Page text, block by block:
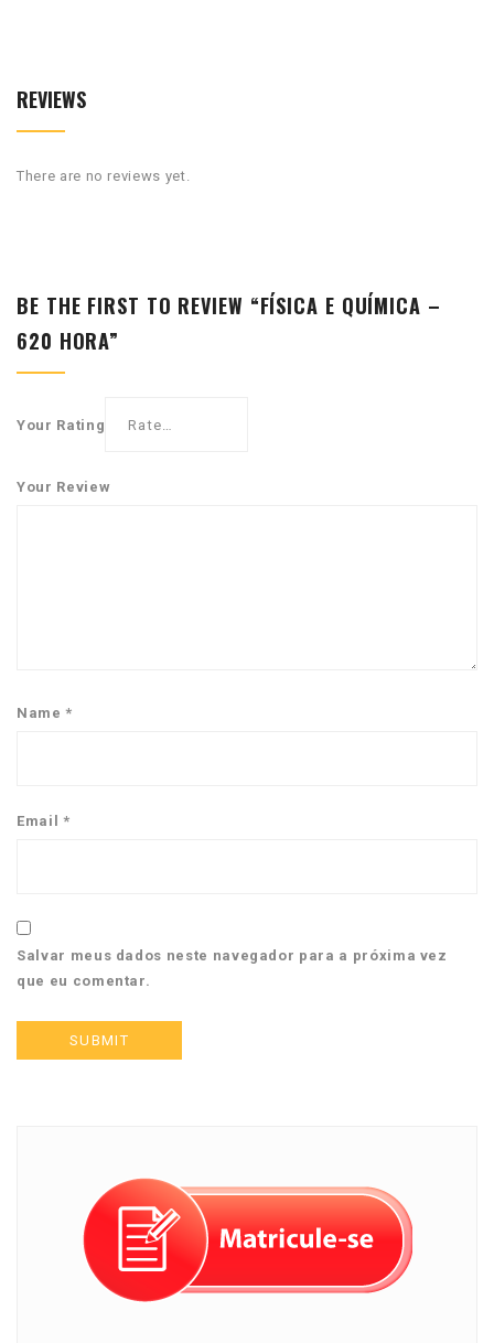
REVIEWS
There are no reviews yet.
BE THE FIRST TO REVIEW “FÍSICA E QUÍMICA –
620 HORA”
Your Rating
Your Review
Name*
Email *
Salvar meus dados neste navegador para a próxima vez
que eu comentar.